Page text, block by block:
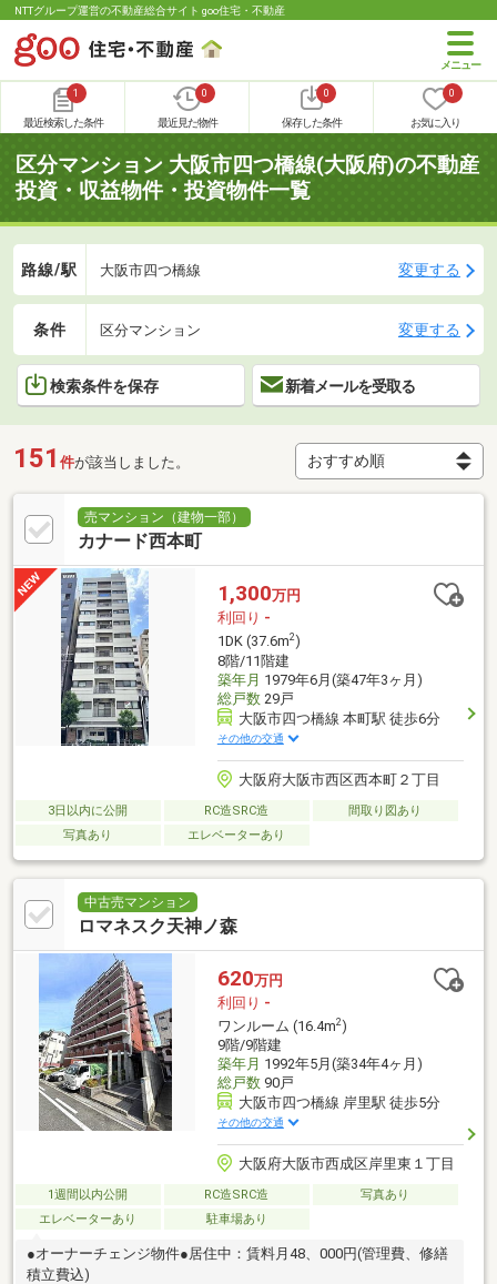
NTTグループ運営の不動産総合サイト goo住宅・不動産
1
最近検索した条件
0
最近見た物件
0
保存した条件
0
お気に入り
区分マンション 大阪市四つ橋線(大阪府)の不動産
投資・収益物件・投資物件一覧
路線/駅 大阪市四つ橋線 変更する
条件 区分マンション 変更する
検索条件を保存 新着メールを受取る
151 件が該当しました。
売マンション（建物一部）
カナード西本町
1,300万円
利回り -
1DK (37.6m2)
8階/11階建
築年月 1979年6月(築47年3ヶ月)
総戸数29戸
大阪市四つ橋線 本町駅 徒歩6分
その他の交通
大阪府大阪市西区西本町２丁目
3日以内に公開 RC造SRC造
間取り図あり
写真あり
エレベーターあり
中古売マンション
ロマネスク天神ノ森
620万円
利回り -
ワンルーム (16.4m2)
9階/9階建
築年月 1992年5月(築34年4ヶ月)
総戸数90戸
大阪市四つ橋線 岸里駅 徒歩5分
その他の交通
大阪府大阪市西成区岸里東１丁目
1週間以内公開 RC造SRC造
写真あり
エレベーターあり
駐車場あり
●オーナーチェンジ物件●居住中：賃料月48、000円(管理費、修繕
積立費込)